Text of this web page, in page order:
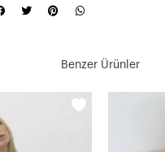
Benzer Ürünler